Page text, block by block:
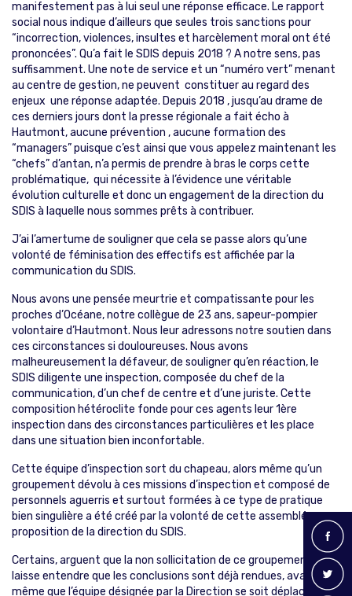
manifestement pas à lui seul une réponse efficace. Le rapport
social nous indique d’ailleurs que seules trois sanctions pour
“incorrection, violences, insultes et harcèlement moral ont été
prononcées”. Qu’a fait le SDIS depuis 2018 ? A notre sens, pas
suffisamment. Une note de service et un “numéro vert” menant
au centre de gestion, ne peuvent constituer au regard des
enjeux une réponse adaptée. Depuis 2018 , jusqu’au drame de
ces derniers jours dont la presse régionale a fait écho à
Hautmont, aucune prévention , aucune formation des
“managers” puisque c’est ainsi que vous appelez maintenant les
“chefs” d’antan, n’a permis de prendre à bras le corps cette
problématique, qui nécessite à l’évidence une véritable
évolution culturelle et donc un engagement de la direction du
SDIS à laquelle nous sommes prêts à contribuer.
J’ai l’amertume de souligner que cela se passe alors qu’une
volonté de féminisation des effectifs est affichée par la
communication du SDIS.
Nous avons une pensée meurtrie et compatissante pour les
proches d’Océane, notre collègue de 23 ans, sapeur-pompier
volontaire d’Hautmont. Nous leur adressons notre soutien dans
ces circonstances si douloureuses. Nous avons
malheureusement la défaveur, de souligner qu’en réaction, le
SDIS diligente une inspection, composée du chef de la
communication, d’un chef de centre et d’une juriste. Cette
composition hétéroclite fonde pour ces agents leur 1ère
inspection dans des circonstances particulières et les place
dans une situation bien inconfortable.
Cette équipe d’inspection sort du chapeau, alors même qu’un
groupement dévolu à ces missions d’inspection et composé de
personnels aguerris et surtout formées à ce type de pratique
bien singulière a été créé par la volonté de cette assemblée sur
proposition de la direction du SDIS.
Certains, arguent que la non sollicitation de ce groupement,
laisse entendre que les conclusions sont déjà rendues, avant
même que l’équipe désignée par la Direction se soit déplacée.